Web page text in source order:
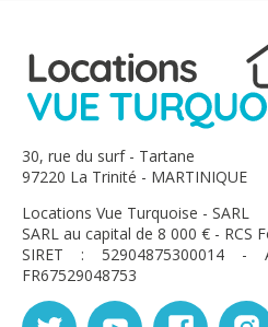
30, rue du surf - Tartane
97220 La Trinité - MARTINIQUE
Locations Vue Turquoise - SARL
SARL au capital de 8 000 € - RCS
SIRET : 52904875300014
FR67529048753